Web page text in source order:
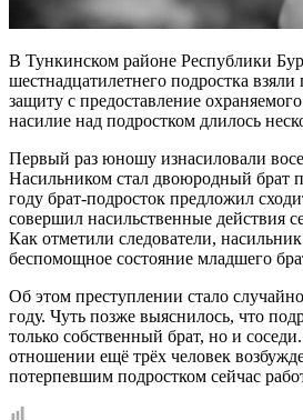
В Тункинском районе Республики
шестнадцатилетнего подростка
защиту с предоставление
насилие над подростком длилось
Первый раз юношу изнасиловали
Насильником стал двоюродный брат
году брат-подросток предложил
совершил насильственные действия
Как отметили следователи,
беспомощное состояние младшего
Об этом преступлении стало
году. Чуть позже выяснилось, что
только собственный брат, но и
отношении ещё трёх человек
потерпевшим подростком сейчас